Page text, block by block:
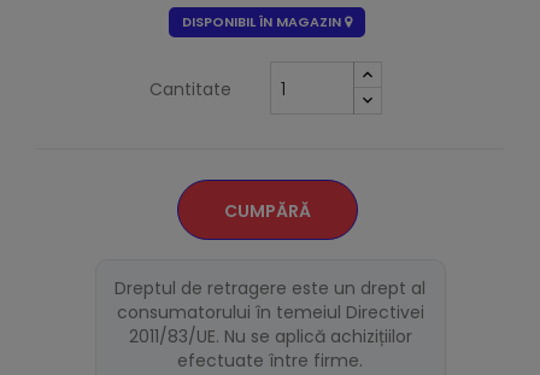
DISPONIBIL ÎN MAGAZIN
Cantitate
CUMPĂRĂ
Dreptul de retragere este un drept al
consumatorului în temeiul Directivei
2011/83/UE. Nu se aplică achizițiilor
efectuate între firme.